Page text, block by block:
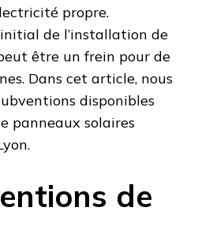
propre.
de l’installation de
être un frein pour de
Dans cet article, nous
disponibles
panneaux solaires
de